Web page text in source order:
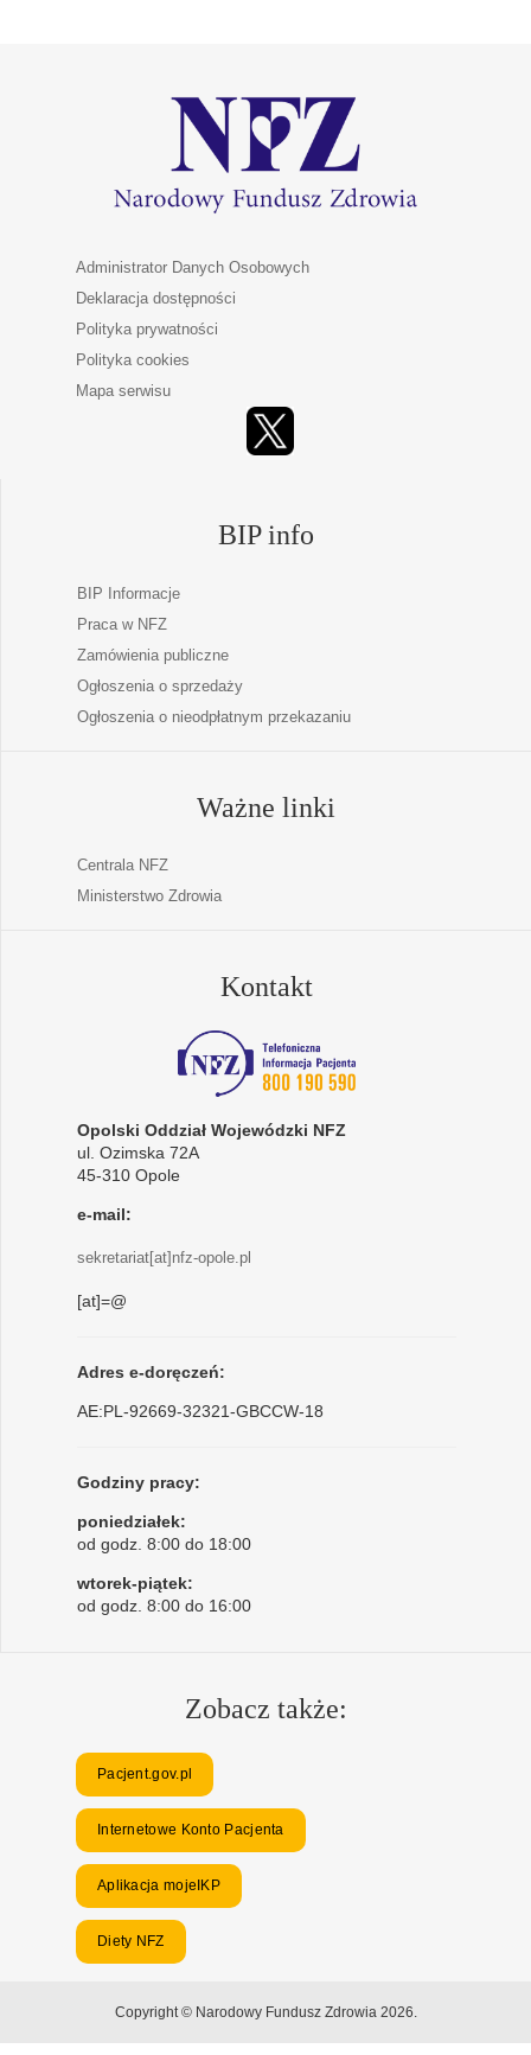
Administrator Danych Osobowych
Deklaracja dostępności
Polityka prywatności
Polityka cookies
Mapa serwisu
BIP info
BIP Informacje
Praca w NFZ
Zamówienia publiczne
Ogłoszenia o sprzedaży
Ogłoszenia o nieodpłatnym przekazaniu
Ważne linki
Centrala NFZ
Ministerstwo Zdrowia
Kontakt
Opolski Oddział Wojewódzki NFZ
ul. Ozimska 72A
45-310 Opole
e-mail:
sekretariat[at]nfz-opole.pl
[at]=@
Adres e-doręczeń:
AE:PL-92669-32321-GBCCW-18
Godziny pracy:
poniedziałek:
od godz. 8:00 do 18:00
wtorek-piątek:
od godz. 8:00 do 16:00
Zobacz także:
Pacjent.gov.pl
Internetowe Konto Pacjenta
Aplikacja mojeIKP
Diety NFZ
Copyright © Narodowy Fundusz Zdrowia 2026.